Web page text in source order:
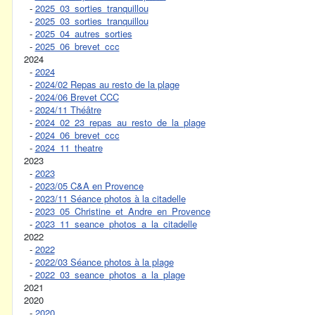
- 2025_03_sorties_tranquillou
- 2025_03_sorties_tranquillou
- 2025_04_autres_sorties
- 2025_06_brevet_ccc
2024
- 2024
- 2024/02 Repas au resto de la plage
- 2024/06 Brevet CCC
- 2024/11 Théâtre
- 2024_02_23_repas_au_resto_de_la_plage
- 2024_06_brevet_ccc
- 2024_11_theatre
2023
- 2023
- 2023/05 C&A en Provence
- 2023/11 Séance photos à la citadelle
- 2023_05_Christine_et_Andre_en_Provence
- 2023_11_seance_photos_a_la_citadelle
2022
- 2022
- 2022/03 Séance photos à la plage
- 2022_03_seance_photos_a_la_plage
2021
2020